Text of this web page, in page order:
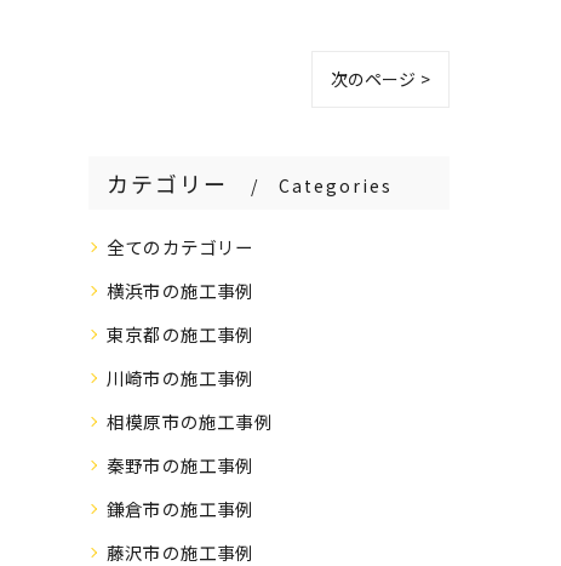
次のページ >
カテゴリー Categories
全てのカテゴリー
横浜市の施工事例
東京都の施工事例
川崎市の施工事例
相模原市の施工事例
秦野市の施工事例
鎌倉市の施工事例
藤沢市の施工事例